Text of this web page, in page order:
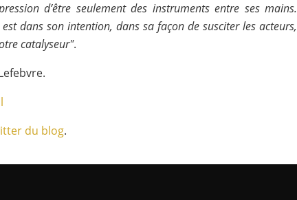
d’être seulement des instruments entre ses mains.
dans son intention, dans sa façon de susciter les acteurs,
catalyseur".
du blog.